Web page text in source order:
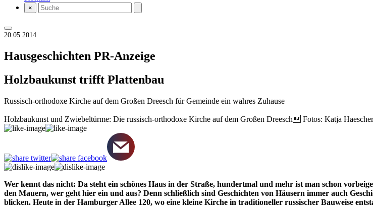
×
20.05.2014
Hausgeschichten PR-Anzeige
Holzbaukunst trifft Plattenbau
Russisch-orthodoxe Kirche auf dem Großen Dreesch für Gemeinde ein wahres Zuhause
Holzbaukunst und Zwiebeltürme: Die russisch-orthodoxe Kirche auf dem Großen Dreesch Fotos: Katja Haescher
Wer kennt das nicht: Da steht ein schönes Haus in der Straße, hundertmal und mehr ist man schon
den Mauern, wer geht hier ein und aus? Denn schließlich sind Geschichten von Häusern immer auch
blicken. Heute in der Hamburger Allee 120, wo eine kleine Kirche in traditioneller russischer Bauweise